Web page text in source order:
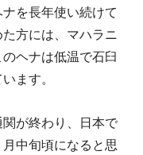
を長年使い続けて
方には、マハラニ
ヘナは低温で石臼
ます。
が終わり、日本で
中旬頃になると思